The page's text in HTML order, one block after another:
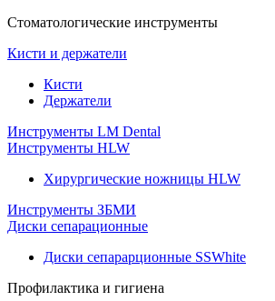
Стоматологические инструменты
Кисти и держатели
Кисти
Держатели
Инструменты LM Dental
Инструменты HLW
Хирургические ножницы HLW
Инструменты ЗБМИ
Диски сепарационные
Диски сепарарционные SSWhite
Профилактика и гигиена